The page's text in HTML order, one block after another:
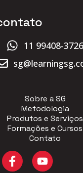
11 99408-3726
Sobre a SG
Metodologia
Produtos e Serviços
Formações e Cursos
Contato